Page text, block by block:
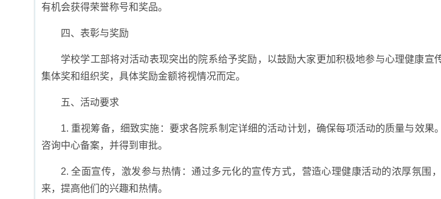
有机会获得荣誉称号和奖品。
四、表彰与奖励
学校学工部将对活动表现突出的院系给予奖励，以鼓励大家更加积极地参与心理健康宣
集体奖和组织奖，具体奖励金额将视情况而定。
五、活动要求
1. 重视筹备，细致实施：要求各院系制定详细的活动计划，确保每项活动的质量与效果
咨询中心备案，并得到审批。
2. 全面宣传，激发参与热情：通过多元化的宣传方式，营造心理健康活动的浓厚氛围
来，提高他们的兴趣和热情。